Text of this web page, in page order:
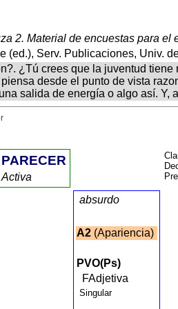
2. Material de encuestas para el
(ed.), Serv. Publicaciones, Univ.
¿Tú crees que la juventud
desde el punto de vista
salida de energía o algo así.
PARECER
Activa
absurdo
A2 (Apariencia)
PVO(Ps)
FAdjetiva
Singular